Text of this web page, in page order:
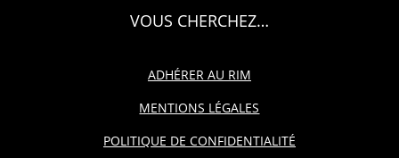
VOUS CHERCHEZ…
ADHÉRER AU RIM
MENTIONS LÉGALES
POLITIQUE DE CONFIDENTIALITÉ